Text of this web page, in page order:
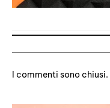
I commenti sono chiusi.